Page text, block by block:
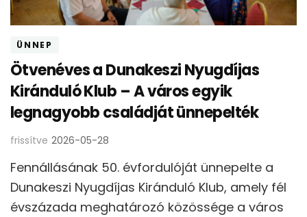
ÜNNEP
Ötvenéves a Dunakeszi Nyugdíjas
Kiránduló Klub – A város egyik
legnagyobb családját ünnepelték
frissítve 2026-05-28
Fennállásának 50. évfordulóját ünnepelte a
Dunakeszi Nyugdíjas Kiránduló Klub, amely fél
évszázada meghatározó közössége a város